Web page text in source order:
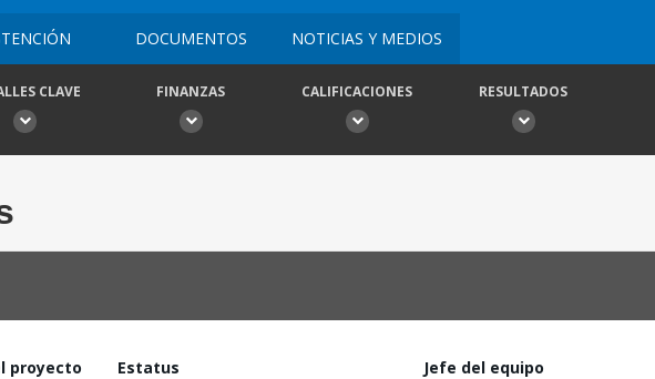
DOCUMENTOS NOTICIAS Y MEDIOS
CLAVE FINANZAS CALIFICACIONES RESULTADOS
proyecto
Estatus
Jefe del equipo